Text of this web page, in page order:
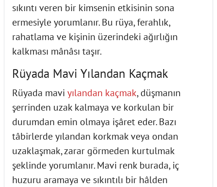
sıkıntı veren bir kimsenin etkisinin sona
ermesiyle yorumlanır. Bu rüya, ferahlık,
rahatlama ve kişinin üzerindeki ağırlığın
kalkması mânâsı taşır.
Rüyada Mavi Yılandan Kaçmak
Rüyada mavi yılandan kaçmak, düşmanın
şerrinden uzak kalmaya ve korkulan bir
durumdan emin olmaya işâret eder. Bazı
tâbirlerde yılandan korkmak veya ondan
uzaklaşmak, zarar görmeden kurtulmak
şeklinde yorumlanır. Mavi renk burada, iç
huzuru aramaya ve sıkıntılı bir hâlden